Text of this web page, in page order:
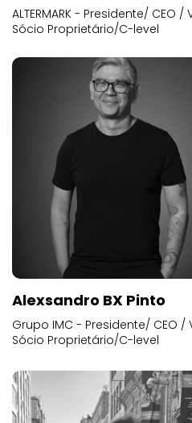
ALTERMARK - Presidente/ CEO /
Sócio Proprietário/C-level
Alexsandro BX Pinto
Grupo IMC - Presidente/ CEO /
Sócio Proprietário/C-level